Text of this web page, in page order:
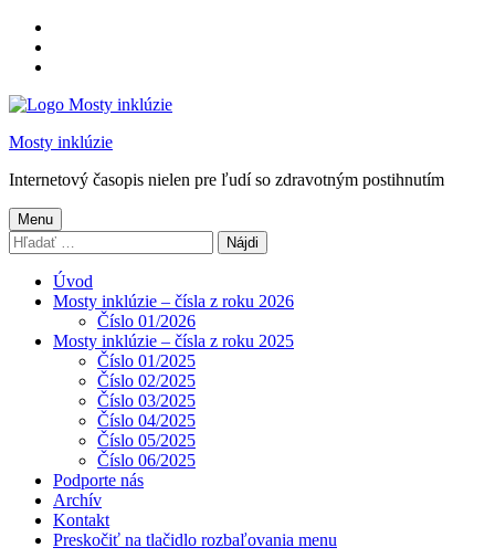
obsah
pätičku
Mosty inklúzie
Internetový časopis nielen pre ľudí so zdravotným postihnutím
Menu
Hľadať:
Úvod
Mosty inklúzie – čísla z roku 2026
Číslo 01/2026
Mosty inklúzie – čísla z roku 2025
Číslo 01/2025
Číslo 02/2025
Číslo 03/2025
Číslo 04/2025
Číslo 05/2025
Číslo 06/2025
Podporte nás
Archív
Kontakt
Preskočiť na tlačidlo rozbaľovania menu